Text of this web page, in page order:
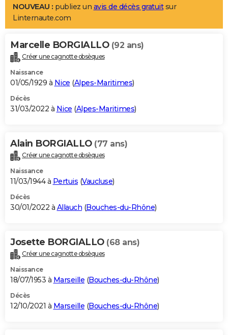
LIFESTYLE
Art de vivre
Bien-être
Loisirs
Mode
Modes de vie
Alimentation
Guide de la santé
Maladies
Médicaments
Sommeil
VOYAGE
Destinations
City break
Voyage nature
Voyage de noces
Forum
Climat
+PHOTO
GUIDES D'ACHAT
BONS PLANS
Carte de Noël
Carte Bonne année
Carte Saint-Valentin
Carte Pâques
Carte d'anniversaire
DICTIONNAIRE
Dictionnaire
Biographies
Citations
Expressions
Proverbes
PROGRAMME TV
S'inscrire
Se connecter
Lycées
Collèges
Primaires
Universités
Entreprises
Service militaire
Avis de recherche
AVIS DE DÉCÈS
Bricolage
Lifestyle
Culture
Sport
Auto
Television
Voyage
Cinema
NOUVEAU : publiez un avis de décès gratuitsur
Linternaute.com
Marcelle BORGIALLO (92 ans)
Créer une cagnotte obsèques
Naissance
01/05/1929 à Nice (Alpes-Maritimes)
Décès
31/03/2022 à Nice (Alpes-Maritimes)
Alain BORGIALLO (77 ans)
Créer une cagnotte obsèques
Naissance
11/03/1944 à Pertuis (Vaucluse)
Décès
30/01/2022 à Allauch (Bouches-du-Rhône)
Josette BORGIALLO (68 ans)
Créer une cagnotte obsèques
Naissance
18/07/1953 à Marseille (Bouches-du-Rhône)
Décès
12/10/2021 à Marseille (Bouches-du-Rhône)